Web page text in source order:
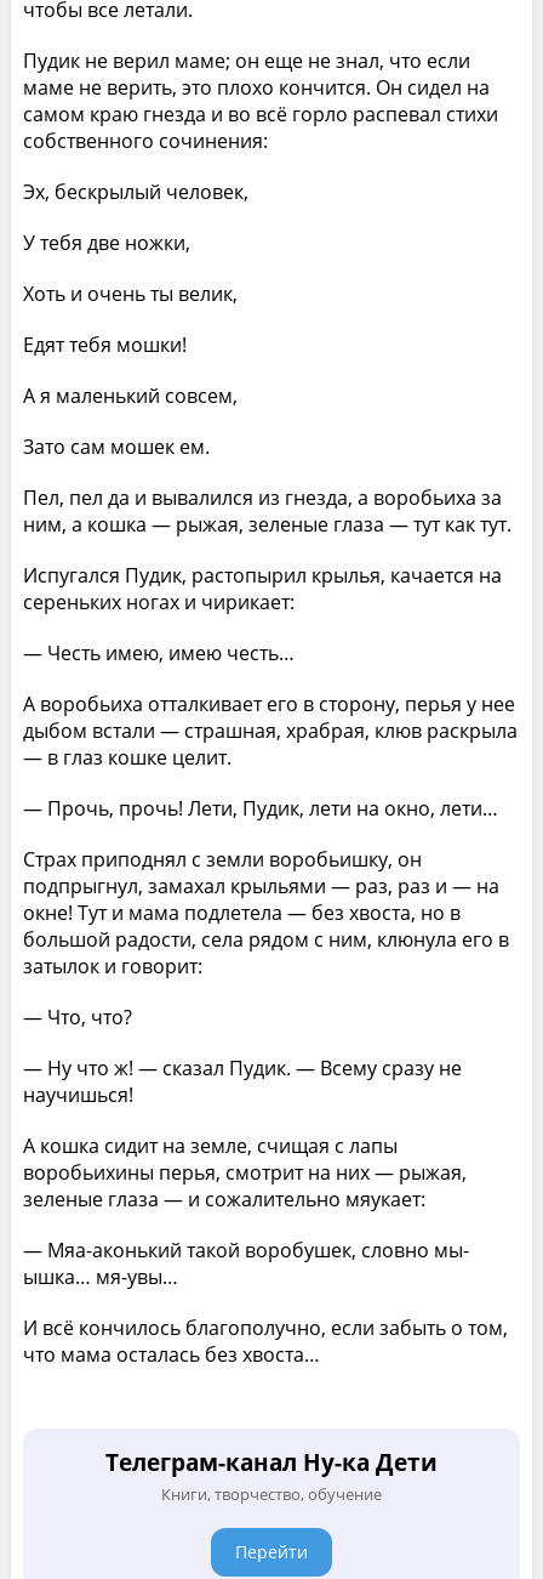
чтобы все летали.
Пудик не верил маме; он еще не знал, что если
маме не верить, это плохо кончится. Он сидел на
самом краю гнезда и во всё горло распевал стихи
собственного сочинения:
Эх, бескрылый человек,
У тебя две ножки,
Хоть и очень ты велик,
Едят тебя мошки!
А я маленький совсем,
Зато сам мошек ем.
Пел, пел да и вывалился из гнезда, а воробьиха за
ним, а кошка — рыжая, зеленые глаза — тут как тут.
Испугался Пудик, растопырил крылья, качается на
сереньких ногах и чирикает:
— Честь имею, имею честь…
А воробьиха отталкивает его в сторону, перья у нее
дыбом встали — страшная, храбрая, клюв раскрыла
— в глаз кошке целит.
— Прочь, прочь! Лети, Пудик, лети на окно, лети…
Страх приподнял с земли воробьишку, он
подпрыгнул, замахал крыльями — раз, раз и — на
окне! Тут и мама подлетела — без хвоста, но в
большой радости, села рядом с ним, клюнула его в
затылок и говорит:
— Что, что?
— Ну что ж! — сказал Пудик. — Всему сразу не
научишься!
А кошка сидит на земле, счищая с лапы
воробьихины перья, смотрит на них — рыжая,
зеленые глаза — и сожалительно мяукает:
— Мяа-аконький такой воробушек, словно мы-
ышка… мя-увы…
И всё кончилось благополучно, если забыть о том,
что мама осталась без хвоста…
Телеграм-канал Ну-ка Дети
Книги, творчество, обучение
Перейти